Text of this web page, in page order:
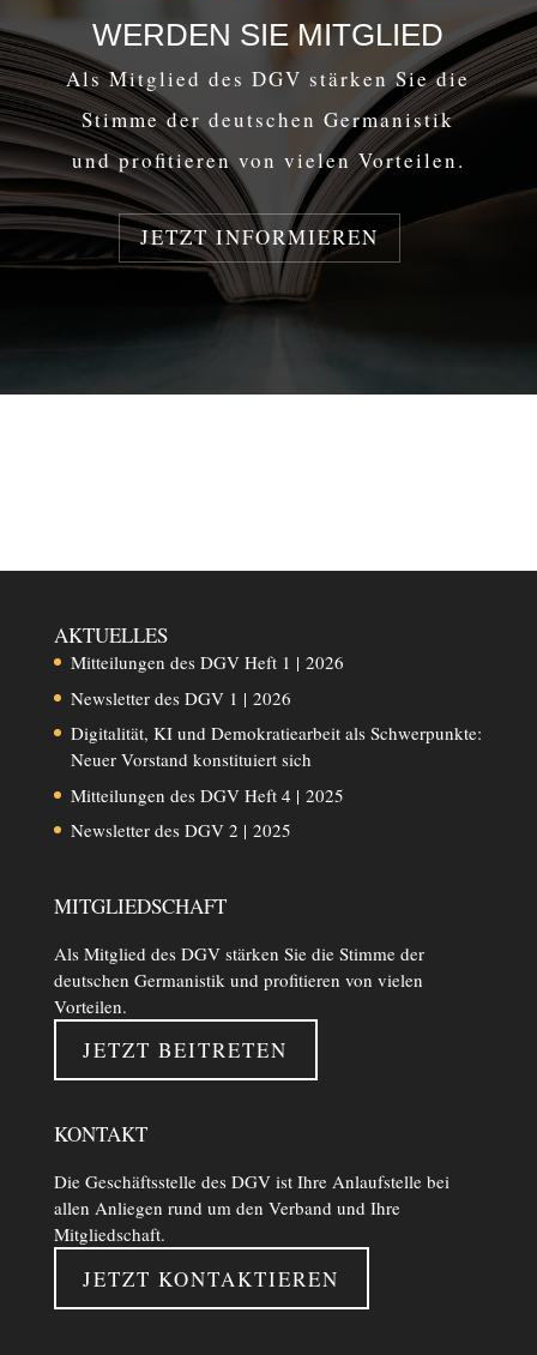
WERDEN SIE MITGLIED
Als Mit­glied des DGV stärken Sie die
Stimme der deutschen Ger­ma­nis­tik
und pro­fi­tie­ren von vielen Vorteilen.
JETZT IN­FOR­MIE­REN
AKTUELLES
Mitteilungen des DGV Heft 1 | 2026
Newsletter des DGV 1 | 2026
Digitalität, KI und Demokratiearbeit als Schwerpunkte:
Neuer Vorstand konstituiert sich
Mitteilungen des DGV Heft 4 | 2025
Newsletter des DGV 2 | 2025
MITGLIEDSCHAFT
Als Mitglied des DGV stärken Sie die Stimme der
deutschen Germanistik und profitieren von vielen
Vorteilen.
JETZT BEITRETEN
KONTAKT
Die Geschäftsstelle des DGV ist Ihre Anlaufstelle bei
allen Anliegen rund um den Verband und Ihre
Mitgliedschaft.
JETZT KONTAKTIEREN